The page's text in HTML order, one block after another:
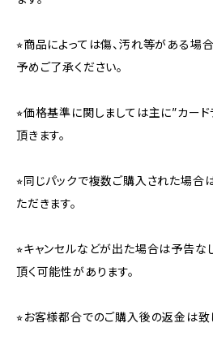
⭐︎商品によっては傷、汚れ等がある場合
予めご了承ください。
⭐︎価格基準に関しましては主に”カー
頂きます。
⭐︎同じパックで複数ご購入された場合
ただきます。
⭐︎キャンセルなどが出た場合は予告な
頂く可能性があります。
⭐︎お客様都合でのご購入後の返金は致